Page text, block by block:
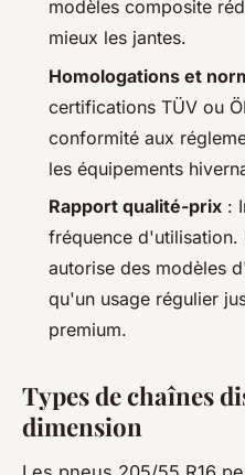
modèles composite
mieux les jantes.
Homologations et
certifications TÜV ou
conformité aux
les équipements
Rapport qualité-prix :
fréquence d'utilisation.
autorise des modèles
qu'un usage régulier
premium.
Types de chaînes
dimension